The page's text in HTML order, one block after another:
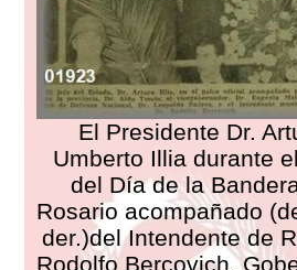
El Presidente Dr.
Umberto Illia durante
del Día de la
Rosario acompañado
der.)del Intendente de
Rodolfo Bercovich,